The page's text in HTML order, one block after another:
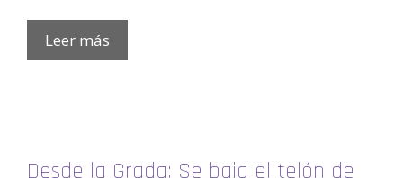
Leer más
Desde la Grada: Se baja el telón de